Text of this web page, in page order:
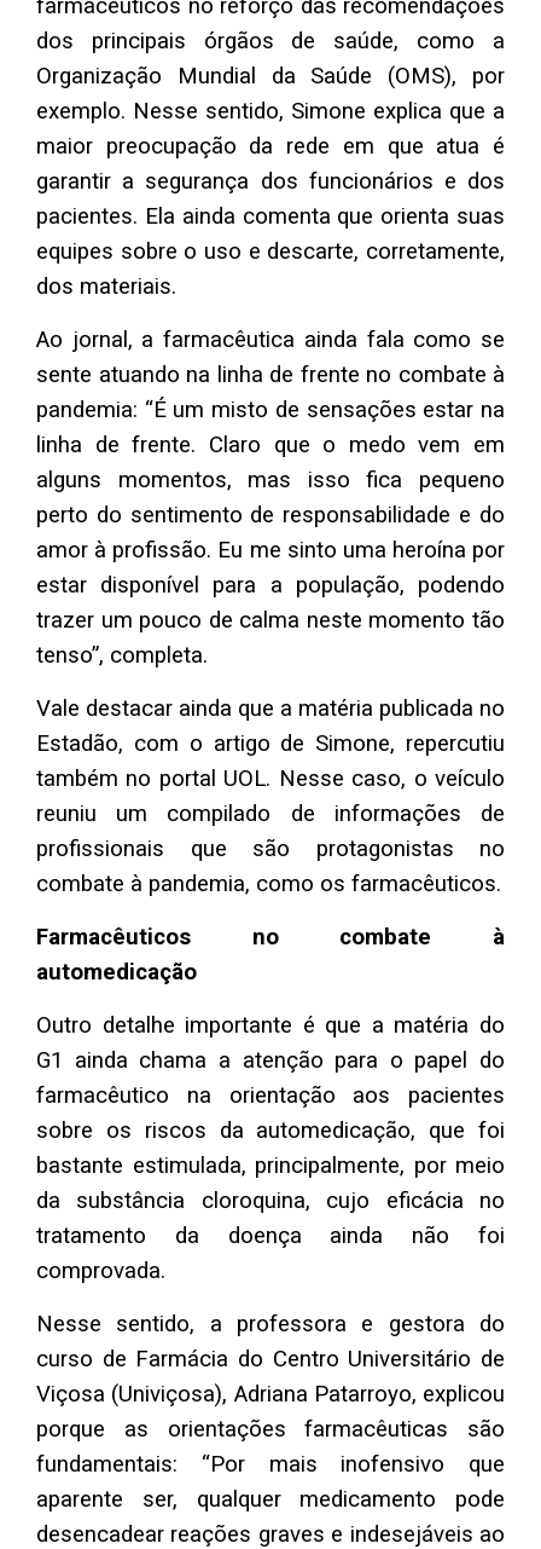
farmacêuticos no reforço das recomendações
dos principais órgãos de saúde, como a
Organização Mundial da Saúde (OMS), por
exemplo. Nesse sentido, Simone explica que a
maior preocupação da rede em que atua é
garantir a segurança dos funcionários e dos
pacientes. Ela ainda comenta que orienta suas
equipes sobre o uso e descarte, corretamente,
dos materiais.
Ao jornal, a farmacêutica ainda fala como se
sente atuando na linha de frente no combate à
pandemia: “É um misto de sensações estar na
linha de frente. Claro que o medo vem em
alguns momentos, mas isso fica pequeno
perto do sentimento de responsabilidade e do
amor à profissão. Eu me sinto uma heroína por
estar disponível para a população, podendo
trazer um pouco de calma neste momento tão
tenso”, completa.
Vale destacar ainda que a matéria publicada no
Estadão, com o artigo de Simone, repercutiu
também no portal UOL. Nesse caso, o veículo
reuniu um compilado de informações de
profissionais que são protagonistas no
combate à pandemia, como os farmacêuticos.
Farmacêuticos no combate à
automedicação
Outro detalhe importante é que a matéria do
G1 ainda chama a atenção para o papel do
farmacêutico na orientação aos pacientes
sobre os riscos da automedicação, que foi
bastante estimulada, principalmente, por meio
da substância cloroquina, cujo eficácia no
tratamento da doença ainda não foi
comprovada.
Nesse sentido, a professora e gestora do
curso de Farmácia do Centro Universitário de
Viçosa (Univiçosa), Adriana Patarroyo, explicou
porque as orientações farmacêuticas são
fundamentais: “Por mais inofensivo que
aparente ser, qualquer medicamento pode
desencadear reações graves e indesejáveis ao